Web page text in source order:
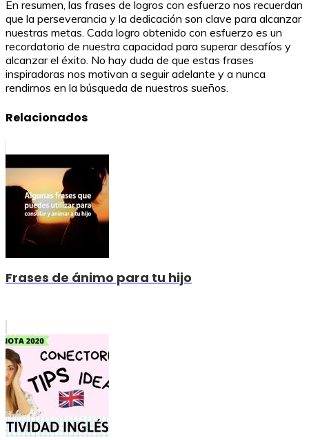
En resumen, las frases de logros con esfuerzo nos recuerdan
que la perseverancia y la dedicación son clave para alcanzar
nuestras metas. Cada logro obtenido con esfuerzo es un
recordatorio de nuestra capacidad para superar desafíos y
alcanzar el éxito. No hay duda de que estas frases
inspiradoras nos motivan a seguir adelante y a nunca
rendirnos en la búsqueda de nuestros sueños.
Relacionados
Frases de ánimo para tu hijo